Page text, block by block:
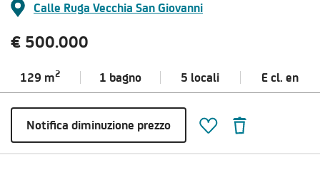
Calle Ruga Vecchia San Giovanni
€ 500.000
129 m2 1 bagno 5 locali E cl. en
Notifica diminuzione prezzo